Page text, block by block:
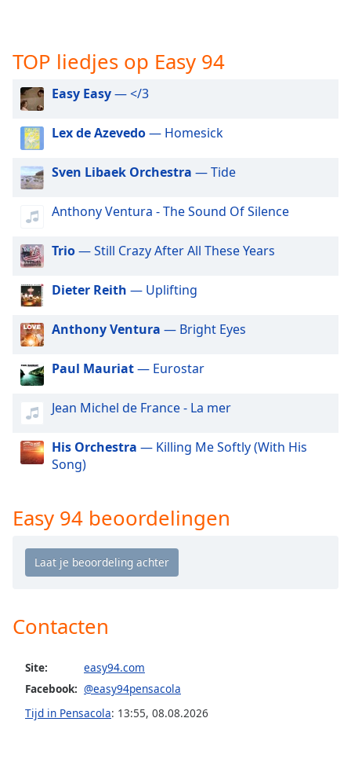
opens
settings
dialog
subtitles
off
selected
Audio
in-
Picture
This
modal
window.
Beginning
window.
Escape
and
window.
Color
Opacity
TOP liedjes op Easy 94
Easy Easy— </3
Lex de Azevedo— Homesick
Sven Libaek Orchestra — Tide
Anthony Ventura - The Sound Of Silence
Trio— Still Crazy After All These Years
Dieter Reith — Uplifting
Anthony Ventura — Bright Eyes
Paul Mauriat— Eurostar
Jean Michel de France - La mer
His Orchestra — Killing Me Softly (With His
Song)
Easy 94 beoordelingen
Contacten
Site:
easy94.com
Facebook: @easy94pensacola
Tijd in Pensacola: 13:55, 08.08.2026